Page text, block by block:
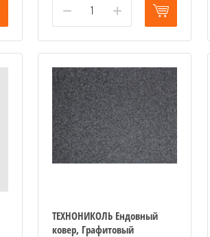
− +
ТЕХНОНИКОЛЬ Ендовный
ковер, Графитовый